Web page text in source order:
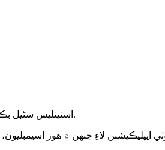
اسٽينلیس سٹیل بڪل بهترين مضبوطي فراهم ڪري سگھن ٿا.